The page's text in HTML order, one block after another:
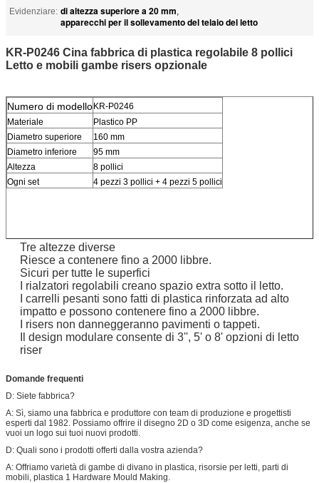
Evidenziare: di altezza superiore a 20 mm,
apparecchi per il sollevamento del telaio del letto
KR-P0246 Cina fabbrica di plastica regolabile 8 pollici
Letto e mobili gambe risers opzionale
Numero di modelloKR-P0246
Materiale
Plastico PP
Diametro superiore
160 mm
Diametro inferiore
95 mm
Altezza
8 pollici
Ogni set
4 pezzi 3 pollici + 4 pezzi 5 pollici
Tre altezze diverse
Riesce a contenere fino a 2000 libbre.
Sicuri per tutte le superfici
I rialzatori regolabili creano spazio extra sotto il letto.
I carrelli pesanti sono fatti di plastica rinforzata ad alto
impatto e possono contenere fino a 2000 libbre.
I risers non danneggeranno pavimenti o tappeti.
Il design modulare consente di 3'', 5' o 8' opzioni di letto
riser
Domande frequenti
D: Siete fabbrica?
A: Sì, siamo una fabbrica e produttore con team di produzione e progettisti
esperti dal 1982. Possiamo offrire il disegno 2D o 3D come esigenza, anche se
vuoi un logo sui tuoi nuovi prodotti.
D: Quali sono i prodotti offerti dalla vostra azienda?
A: Offriamo varietà di gambe di divano in plastica, risorsie per letti, parti di
mobili, plastica 1 Hardware Mould Making.